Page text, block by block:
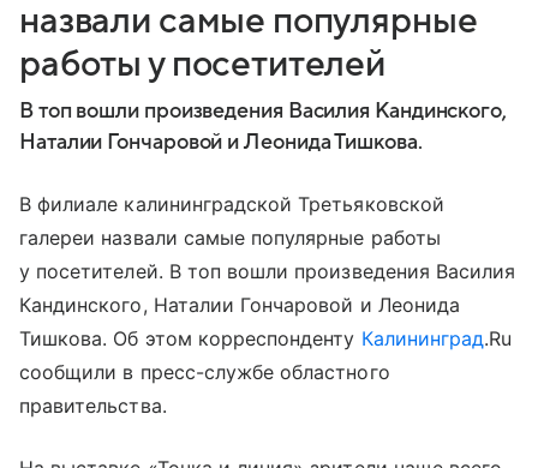
назвали самые популярные
работы у посетителей
В топ вошли произведения Василия Кандинского,
Наталии Гончаровой и Леонида Тишкова.
В филиале калининградской Третьяковской
галереи назвали самые популярные работы
у посетителей. В топ вошли произведения Василия
Кандинского, Наталии Гончаровой и Леонида
Тишкова. Об этом корреспонденту Калининград.Ru
сообщили в пресс-службе областного
правительства.